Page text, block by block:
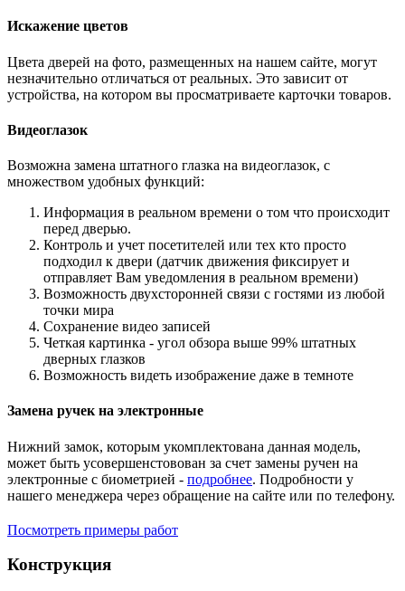
Искажение цветов
Цвета дверей на фото, размещенных на нашем сайте, могут
незначительно отличаться от реальных. Это зависит от
устройства, на котором вы просматриваете карточки товаров.
Видеоглазок
Возможна замена штатного глазка на видеоглазок, с
множеством удобных функций:
Информация в реальном времени о том что происходит
перед дверью.
Контроль и учет посетителей или тех кто просто
подходил к двери (датчик движения фиксирует и
отправляет Вам уведомления в реальном времени)
Возможность двухсторонней связи с гостями из любой
точки мира
Сохранение видео записей
Четкая картинка - угол обзора выше 99% штатных
дверных глазков
Возможность видеть изображение даже в темноте
Замена ручек на электронные
Нижний замок, которым укомплектована данная модель,
может быть усовершенстовован за счет замены ручен на
электронные с биометрией - подробнее. Подробности у
нашего менеджера через обращение на сайте или по телефону.
Посмотреть примеры работ
Конструкция